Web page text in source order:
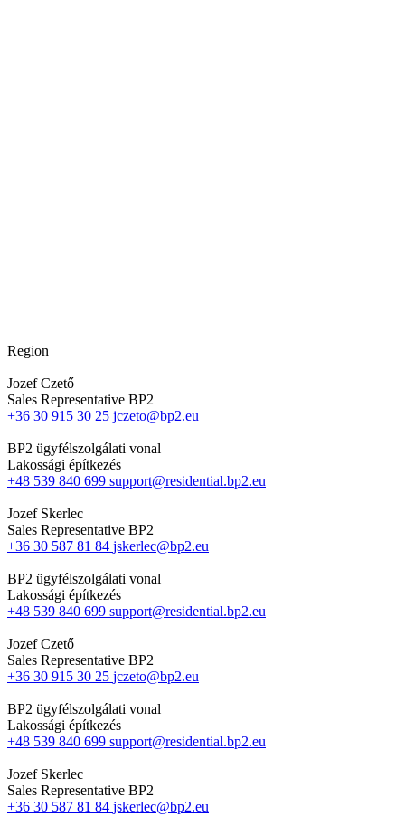
Region
Jozef Czető
Sales Representative BP2
+36 30 915 30 25 jczeto@bp2.eu
BP2 ügyfélszolgálati vonal
Lakossági építkezés
+48 539 840 699 support@residential.bp2.eu
Jozef Skerlec
Sales Representative BP2
+36 30 587 81 84 jskerlec@bp2.eu
BP2 ügyfélszolgálati vonal
Lakossági építkezés
+48 539 840 699 support@residential.bp2.eu
Jozef Czető
Sales Representative BP2
+36 30 915 30 25 jczeto@bp2.eu
BP2 ügyfélszolgálati vonal
Lakossági építkezés
+48 539 840 699 support@residential.bp2.eu
Jozef Skerlec
Sales Representative BP2
+36 30 587 81 84 jskerlec@bp2.eu